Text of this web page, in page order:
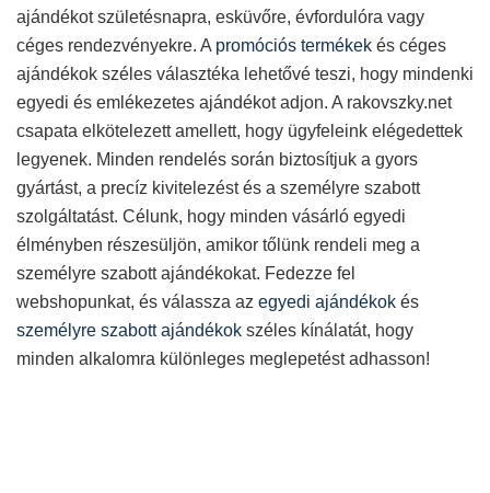
ajándékot születésnapra, esküvőre, évfordulóra vagy
céges rendezvényekre. A promóciós termékek és céges
ajándékok széles választéka lehetővé teszi, hogy mindenki
egyedi és emlékezetes ajándékot adjon. A rakovszky.net
csapata elkötelezett amellett, hogy ügyfeleink elégedettek
legyenek. Minden rendelés során biztosítjuk a gyors
gyártást, a precíz kivitelezést és a személyre szabott
szolgáltatást. Célunk, hogy minden vásárló egyedi
élményben részesüljön, amikor tőlünk rendeli meg a
személyre szabott ajándékokat. Fedezze fel
webshopunkat, és válassza az egyedi ajándékok és
személyre szabott ajándékok széles kínálatát, hogy
minden alkalomra különleges meglepetést adhasson!